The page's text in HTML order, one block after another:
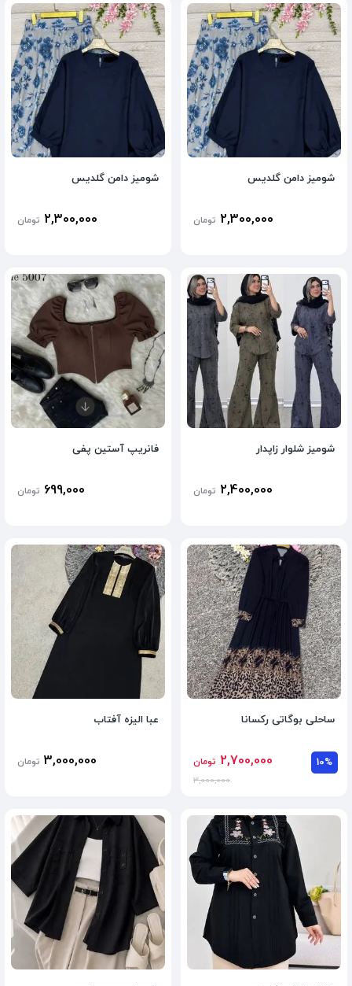
شومیز دامن گلدیس
2,300,000 تومان
شومیز دامن گلدیس
2,300,000 تومان
شومیز شلوار زاپدار
2,400,000 تومان
فانریپ آستین پفی
699,000 تومان
ساحلی بوگاتی رکسانا
10%
2,700,000 تومان
3,000,000
عبا الیزه آفتاب
3,000,000 تومان